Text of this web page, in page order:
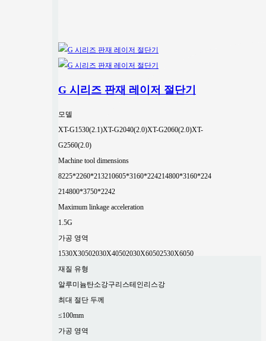
G 시리즈 판재 레이저 절단기
모델
XT-G1530(2.1)XT-G2040(2.0)XT-G2060(2.0)XT-
G2560(2.0)
Machine tool dimensions
8225*2260*213210605*3160*224214800*3160*224
214800*3750*2242
Maximum linkage acceleration
1.5G
가공 영역
1530X30502030X40502030X60502530X6050
재질 유형
알루미늄탄소강구리스테인리스강
최대 절단 두께
≤100mm
가공 영역